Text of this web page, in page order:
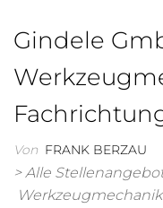
Gindele
Von FRANK BERZAU
> Alle